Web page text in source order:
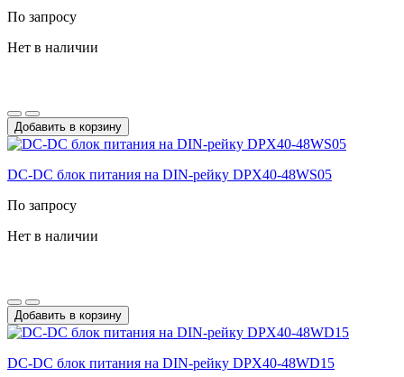
По запросу
Нет в наличии
Добавить в корзину
DC-DС блок питания на DIN-рейку DPX40-48WS05
По запросу
Нет в наличии
Добавить в корзину
DC-DС блок питания на DIN-рейку DPX40-48WD15